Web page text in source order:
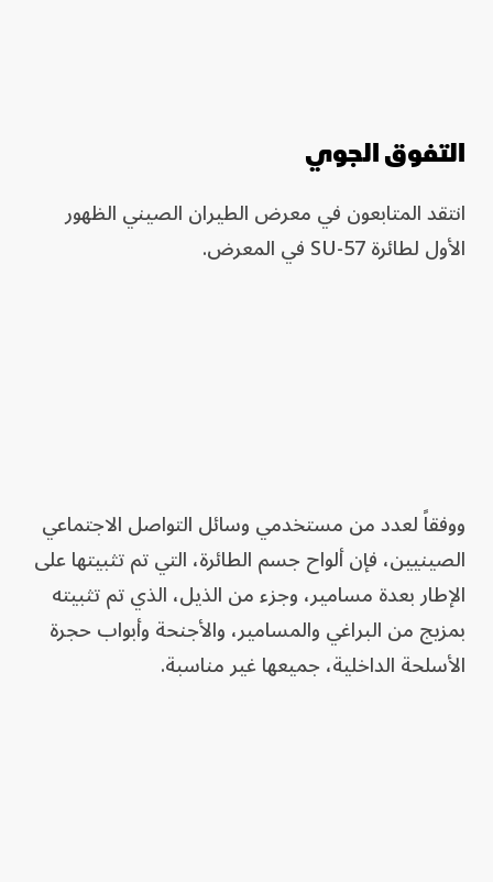
التفوق الجوي
انتقد المتابعون في معرض الطيران الصيني الظهور
الأول لطائرة SU-57 في المعرض.
ووفقاً لعدد من مستخدمي وسائل التواصل الاجتماعي
الصينيين، فإن ألواح جسم الطائرة، التي تم تثبيتها على
الإطار بعدة مسامير، وجزء من الذيل، الذي تم تثبيته
بمزيج من البراغي والمسامير، والأجنحة وأبواب حجرة
الأسلحة الداخلية، جميعها غير مناسبة.